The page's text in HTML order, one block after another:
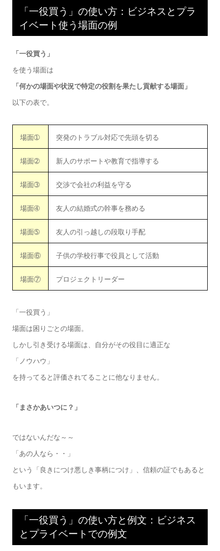
「一役買う」の使い方：ビジネスとプラ
イベート使う場面の例
「一役買う」
を使う場面は
「何かの場面や状況で特定の役割を果たし貢献する場面」
以下の表で。
場面➀ 突発のトラブル対応で先頭を切る
場面➁ 新人のサポートや教育で指導する
場面➂ 交渉で会社の利益を守る
場面➃ 友人の結婚式の幹事を務める
場面➄ 友人の引っ越しの段取り手配
場面⑥ 子供の学校行事で役員として活動
場面⑦ プロジェクトリーダー
「一役買う」
場面は困りごとの場面。
しかし引き受ける場面は、自分がその役目に適正な
「ノウハウ」
を持ってると評価されてることに他なりません。
「まさかあいつに？」
ではないんだな～～
「あの人なら・・」
という「良きにつけ悪しき事柄につけ」、信頼の証でもあると
もいます。
「一役買う」の使い方と例文：ビジネス
とプライベートでの例文